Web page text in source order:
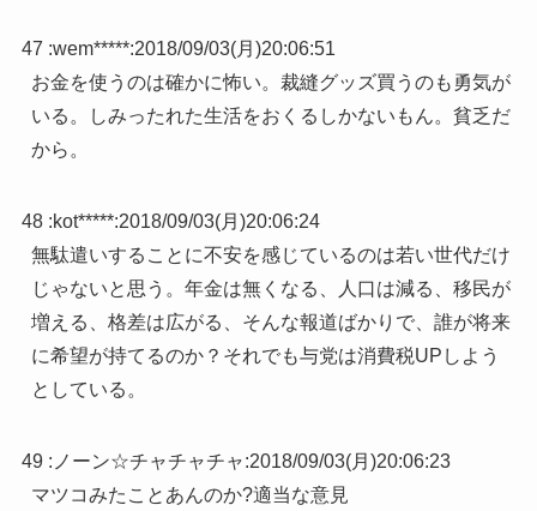
47 :wem*****:2018/09/03(月)20:06:51
お金を使うのは確かに怖い。裁縫グッズ買うのも勇気が
いる。しみったれた生活をおくるしかないもん。貧乏だ
から。
48 :kot*****:2018/09/03(月)20:06:24
無駄遣いすることに不安を感じているのは若い世代だけ
じゃないと思う。年金は無くなる、人口は減る、移民が
増える、格差は広がる、そんな報道ばかりで、誰が将来
に希望が持てるのか？それでも与党は消費税UPしよう
としている。
49 : ノーン☆チャチャチャ:2018/09/03(月)20:06:23
マツコみたことあんのか?適当な意見